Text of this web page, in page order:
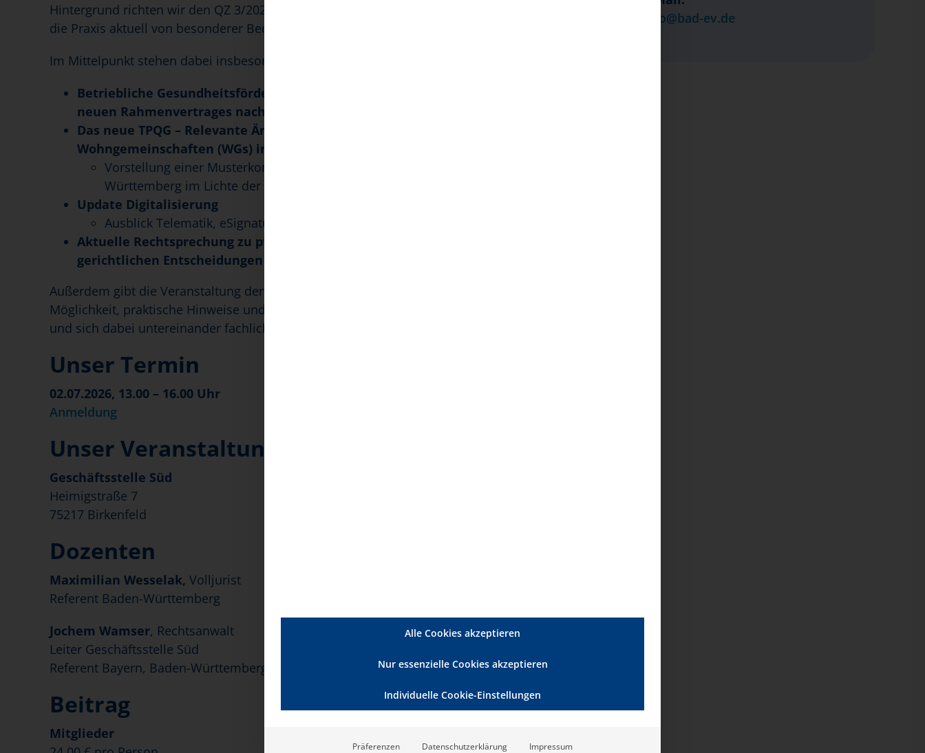
Hintergrund richten wir den QZ 3/2026 gezielt auf ausgewählte Zukunftsthemen aus, die für
die Praxis aktuell von besonderer Bedeutung sind.
Im Mittelpunkt stehen dabei insbesondere die folgenden Themenbereiche:
Betriebliche Gesundheitsförderung im Lichte der Fortbildungsverpflichtung des
neuen Rahmenvertrages nach 132a SGB V
Das neue TPQG – Relevante Änderungen für ambulant betreute
Wohngemeinschaften (WGs) in Baden-Württemberg
Vorstellung einer Musterkonzeption für derartige Einrichtungen in Baden-
Württemberg im Lichte der neuen Regelungen
Update Digitalisierung
Ausblick Telematik, eSignatur, Digitale Dokumentation
Aktuelle Rechtsprechung zu pflegerelevanten Themen – Welche neuen
gerichtlichen Entscheidungen sollten Sie kennen?
Außerdem gibt die Veranstaltung den teilnehmenden Leistungserbringern die gute
Möglichkeit, praktische Hinweise und aktuelle Tipps für den pflegerischen Alltag zu erhalten
und sich dabei untereinander fachlich auszutauschen und zu vernetzen.
Unser Termin
02.07.2026, 13.00 – 16.00 Uhr
Anmeldung
Unser Veranstaltungsort
Geschäftsstelle Süd
Heimigstraße 7
75217 Birkenfeld
Dozenten
Maximilian Wesselak, Volljurist
Referent Baden-Württemberg
Jochem Wamser, Rechtsanwalt
Leiter Geschäftsstelle Süd
Referent Bayern, Baden-Württemberg
Beitrag
Mitglieder
info@bad-ev.de
Alle Cookies akzeptieren
Nur essenzielle Cookies akzeptieren
Individuelle Cookie-Einstellungen
Präferenzen Datenschutzerklärung Impressum